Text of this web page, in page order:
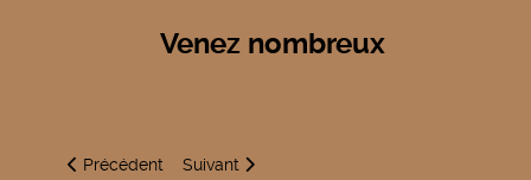
Venez nombreux
Article précédent : Fête du sport
Précédent Article suivant : Loto/Bingo
Suivant